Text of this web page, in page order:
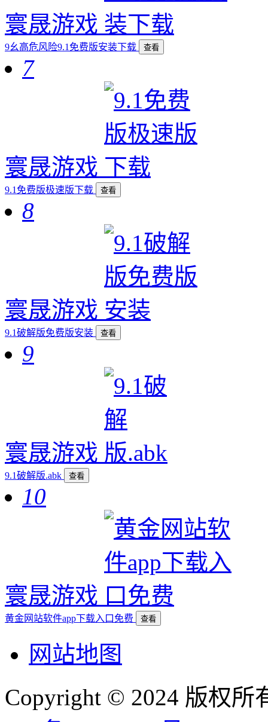
寰晟游戏
9幺高危风险9.1免费版安装下载 查看
7
寰晟游戏
9.1免费版极速版下载 查看
8
寰晟游戏
9.1破解版免费版安装 查看
9
寰晟游戏
9.1破解版.abk 查看
10
寰晟游戏
黄金网站软件app下载入口免费 查看
网站地图
Copyright © 2024 版权